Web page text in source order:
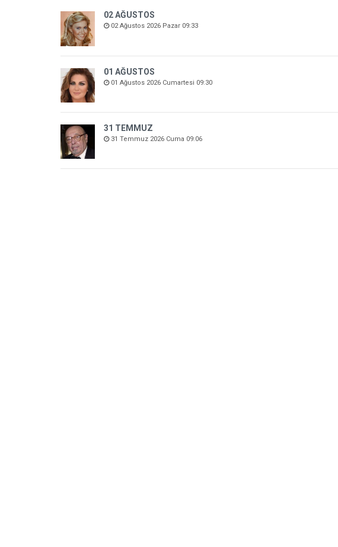
02 AĞUSTOS
02 Ağustos 2026 Pazar 09:33
01 AĞUSTOS
01 Ağustos 2026 Cumartesi 09:30
31 TEMMUZ
31 Temmuz 2026 Cuma 09:06